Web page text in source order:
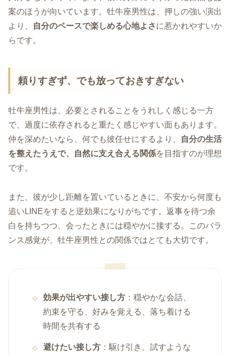
案のほうが向いています。牡牛座男性は、押しの強い演出
より、
自分のペースで楽しめる心地よさに惹かれやすいか
らです。
頼りすぎず、でも放っておきすぎない
牡牛座男性は、必要とされることをうれしく感じる一方
で、過度に依存されると重たく感じやすい面もあります。
仲を深めたいなら、何でも彼任せにするより、
自分の生活
を整えたうえで、自然に支え合える関係を目指すのが理想
です。
また、彼が少し距離を置いているときに、不安から何度も
追いLINEをすると逆効果になりがちです。返事を待つ余
白を持ちつつ、会ったときには穏やかに接する。このバラ
ンス感覚が、牡牛座男性との関係ではとても大切です。
効果が出やすい接し方 ：穏やかな会話、
約束を守る、好みを覚える、落ち着ける
時間を共有する
避けたい接し方 ：駆け引き、試すような